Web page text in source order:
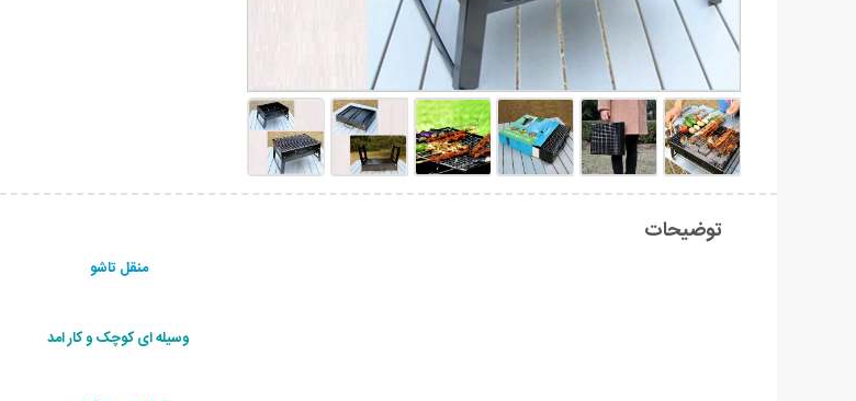
توضیحات
منقل تاشو
وسیله ای کوچک و کار امد